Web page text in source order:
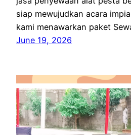
siap mewujudkan acara
kami menawarkan paket
June 19, 2026